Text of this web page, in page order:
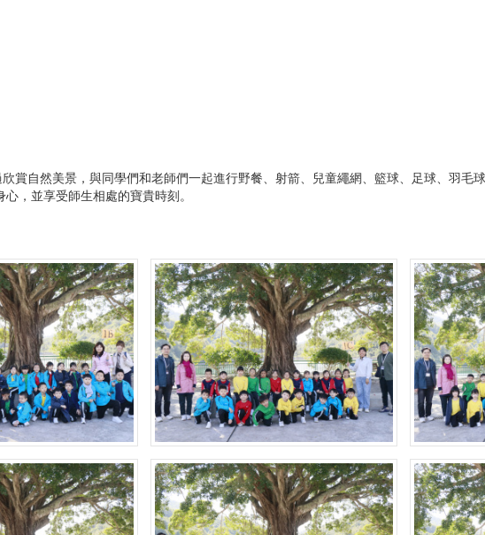
賞自然美景，與同學們和老師們一起進行野餐、射箭、兒童繩網、籃球、足球、羽毛
，並享受師生相處的寶貴時刻。